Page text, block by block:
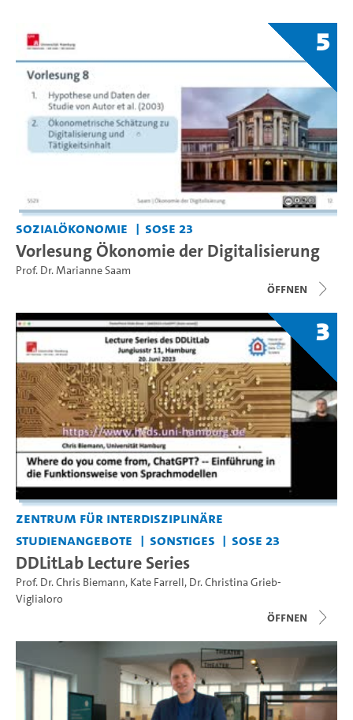
5
Sozialökonomie SoSe 23
Vorlesung Ökonomie der Digitalisierung
Prof. Dr. Marianne Saam
Öffnen
3
Zentrum für interdisziplinäre
Studienangebote
Sonstiges SoSe 23
DDLitLab Lecture Series
Prof. Dr. Chris Biemann, Kate Farrell, Dr. Christina Grieb-
Viglialoro
Öffnen